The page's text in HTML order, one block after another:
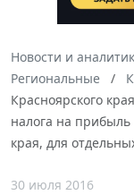
Новости и
Региональные
Красноярского
налога на
края, для
30 июля 2016